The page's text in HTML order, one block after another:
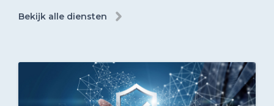
Bekijk alle diensten